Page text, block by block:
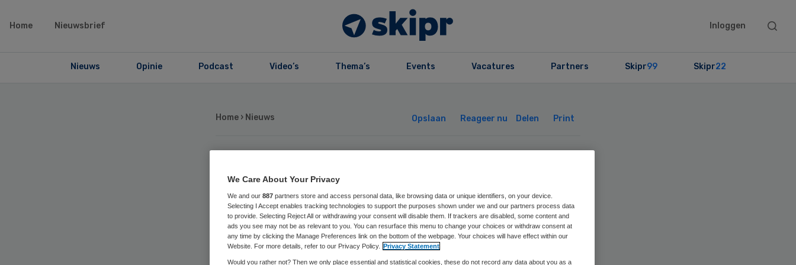
Home Nieuwsbrief Inloggen
Search
Nieuws Opinie Podcast Video’s Thema’s Events Vacatures Partners Skipr99 Skipr22
Home › Nieuws Opslaan Reageer nu Delen Print
Eis: werkstraf voor
medewerker thuiszorg
die klant aanrandde
We Care About Your Privacy
We and our 887 partners store and access personal data, like browsing data or unique identifiers, on your device.
Selecting I Accept enables tracking technologies to support the purposes shown under we and our partners process data
to provide. Selecting Reject All or withdrawing your consent will disable them. If trackers are disabled, some content and
ads you see may not be as relevant to you. You can resurface this menu to change your choices or withdraw consent at
any time by clicking the Manage Preferences link on the bottom of the webpage. Your choices will have effect within our
Website. For more details, refer to our Privacy Policy.
Privacy Statement
Would you rather not? Then we only place essential and statistical cookies, these do not record any data about you as a